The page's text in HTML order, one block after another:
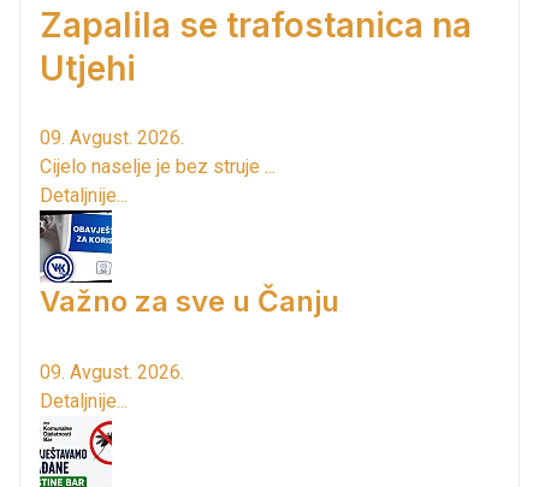
Zapalila se trafostanica na
Utjehi
09. Avgust. 2026.
Cijelo naselje je bez struje ...
Detaljnije...
Važno za sve u Čanju
09. Avgust. 2026.
Detaljnije...